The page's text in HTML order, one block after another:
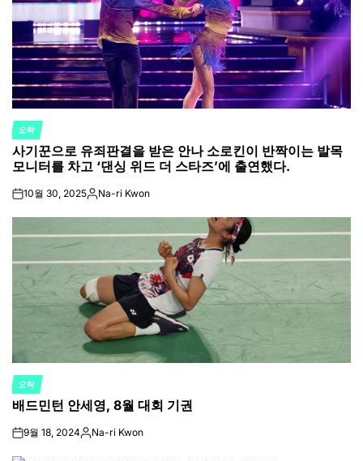
POSTED
IN
오락
사기꾼으로 유죄판결을 받은 안나 소로킨이 반짝이는 발목
모니터를 차고 ‘댄싱 위드 더 스타즈’에 출연했다.
on10월 30, 2025Posted
Na-ri Kwon
POSTED
IN
오락
배드민턴 안세영, 8월 대회 기권
on9월 18, 2024Posted
Na-ri Kwon